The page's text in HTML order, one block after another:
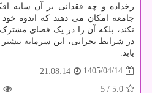
رخداده و چه فقدانی بر آن سایه
جامعه امکان می دهند که اندوه
نکند، بلکه آن را در یک فضای
در شرایط بحرانی، این سرمایه
یابد.
1405/04/14
21:08:14
5.0
/ 5